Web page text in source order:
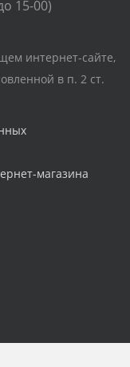
15-00)
интернет-сайте,
в п. 2 ст.
магазина